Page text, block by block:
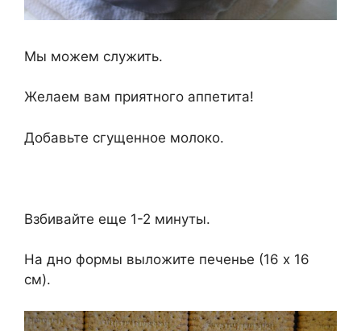
Мы можем служить.
Желаем вам приятного аппетита!
Добавьте сгущенное молоко.
Взбивайте еще 1-2 минуты.
На дно формы выложите печенье (16 х 16
см).